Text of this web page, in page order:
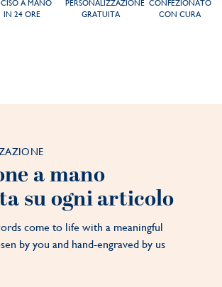
A MANO
IN 24 ORE
PERSONALIZZAZIONE
GRATUITA
CONFEZIONATO
CON CURA
a mano
su ogni articolo
come to life with a meaningful
by you and hand-engraved by us